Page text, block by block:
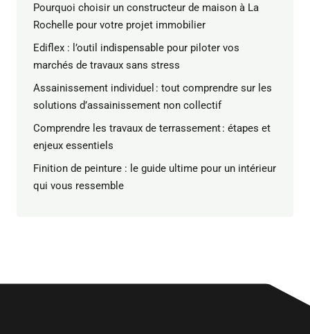
Pourquoi choisir un constructeur de maison à La
Rochelle pour votre projet immobilier
Ediflex : l’outil indispensable pour piloter vos
marchés de travaux sans stress
Assainissement individuel : tout comprendre sur les
solutions d’assainissement non collectif
Comprendre les travaux de terrassement : étapes et
enjeux essentiels
Finition de peinture : le guide ultime pour un intérieur
qui vous ressemble